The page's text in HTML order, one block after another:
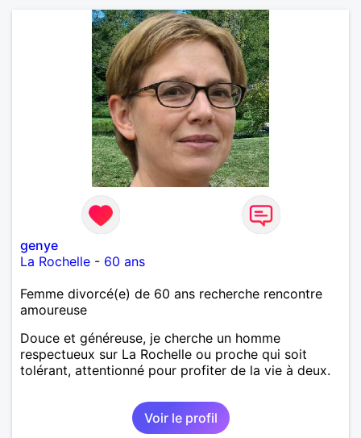
genye
La Rochelle - 60 ans
Femme divorcé(e) de 60 ans recherche rencontre
amoureuse
Douce et généreuse, je cherche un homme
respectueux sur La Rochelle ou proche qui soit
tolérant, attentionné pour profiter de la vie à deux.
Voir le profil